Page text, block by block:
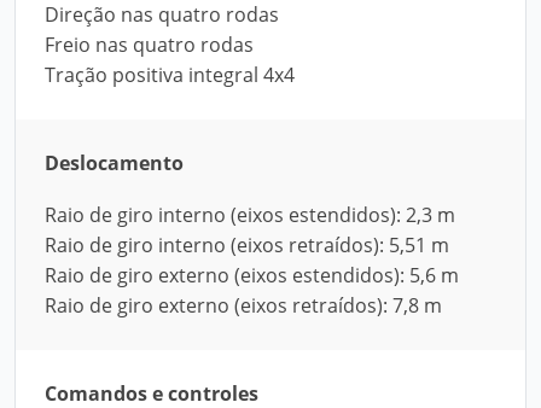
Direção nas quatro rodas
Freio nas quatro rodas
Tração positiva integral 4x4
Deslocamento
Raio de giro interno (eixos estendidos): 2,3 m
Raio de giro interno (eixos retraídos): 5,51 m
Raio de giro externo (eixos estendidos): 5,6 m
Raio de giro externo (eixos retraídos): 7,8 m
Comandos e controles